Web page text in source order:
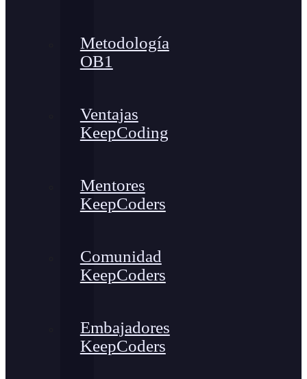
Metodología
OB1
Ventajas
KeepCoding
Mentores
KeepCoders
Comunidad
KeepCoders
Embajadores
KeepCoders